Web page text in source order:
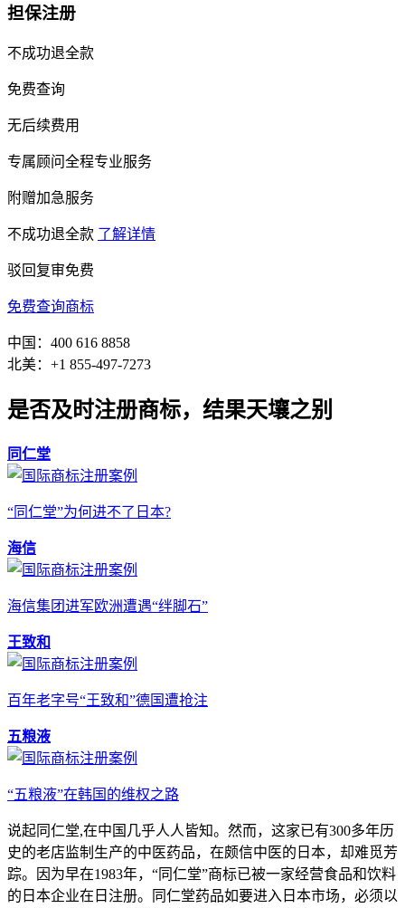
担保注册
不成功退全款
免费查询
无后续费用
专属顾问全程专业服务
附赠加急服务
不成功退全款 了解详情
驳回复审免费
免费查询商标
中国：400 616 8858
北美：+1 855-497-7273
是否及时注册商标，结果天壤之别
同仁堂
“同仁堂”为何进不了日本?
海信
海信集团进军欧洲遭遇“绊脚石”
王致和
百年老字号“王致和”德国遭抢注
五粮液
“五粮液”在韩国的维权之路
说起同仁堂,在中国几乎人人皆知。然而，这家已有300多年历
史的老店监制生产的中医药品，在颇信中医的日本，却难觅芳
踪。因为早在1983年，“同仁堂”商标已被一家经营食品和饮料
的日本企业在日注册。同仁堂药品如要进入日本市场，必须以